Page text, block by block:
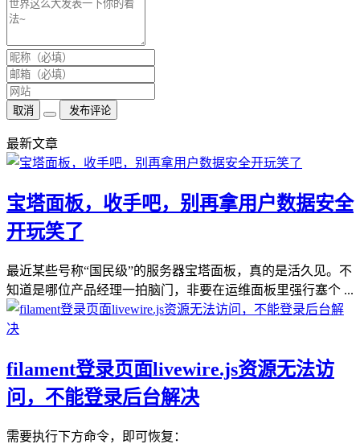
取消 发布评论
最新文章
宝塔面板，收手吧，别再拿用户数据安全
开玩笑了
最近某些号称“国民级”的服务器宝塔面板，真的是活久见。不
知道是哪位产品经理一拍脑门，非要在运维面板里强行塞个 ...
filament登录页面livewire.js资源无法访
问，不能登录后台解决
需要执行下方命令，即可恢复：